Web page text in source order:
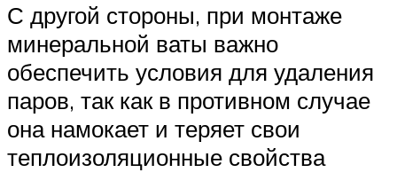
С другой стороны, при монтаже
минеральной ваты важно
обеспечить условия для удаления
паров, так как в противном случае
она намокает и теряет свои
теплоизоляционные свойства